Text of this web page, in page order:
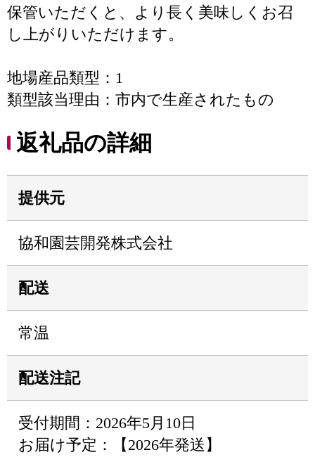
保管いただくと、より長く美味しくお召
し上がりいただけます。
地場産品類型：1
類型該当理由：市内で生産されたもの
返礼品の詳細
提供元
協和園芸開発株式会社
配送
常温
配送注記
受付期間：2026年5月10日
お届け予定：【2026年発送】